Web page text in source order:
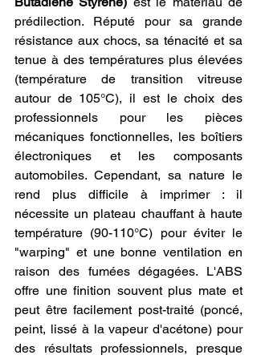
prédilection. Réputé pour sa grande
résistance aux chocs, sa ténacité et sa
tenue à des températures plus élevées
(température de transition vitreuse
autour de 105°C), il est le choix des
professionnels pour les pièces
mécaniques fonctionnelles, les boîtiers
électroniques et les composants
automobiles. Cependant, sa nature le
rend plus difficile à imprimer : il
nécessite un plateau chauffant à haute
température (90-110°C) pour éviter le
"warping" et une bonne ventilation en
raison des fumées dégagées. L'ABS
offre une finition souvent plus mate et
peut être facilement post-traité (poncé,
peint, lissé à la vapeur d'acétone) pour
des résultats professionnels, presque